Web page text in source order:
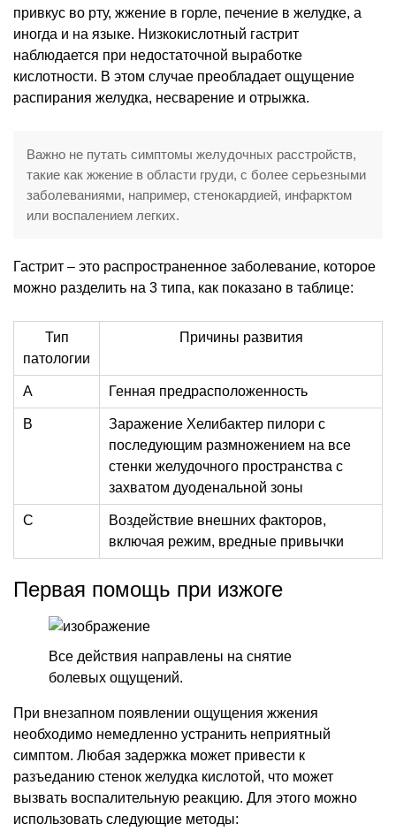
привкус во рту, жжение в горле, печение в желудке, а
иногда и на языке. Низкокислотный гастрит
наблюдается при недостаточной выработке
кислотности. В этом случае преобладает ощущение
распирания желудка, несварение и отрыжка.
Важно не путать симптомы желудочных расстройств,
такие как жжение в области груди, с более серьезными
заболеваниями, например, стенокардией, инфарктом
или воспалением легких.
Гастрит – это распространенное заболевание, которое
можно разделить на 3 типа, как показано в таблице:
Тип
патологии
Причины развития
А Генная предрасположенность
В
Заражение Хелибактер пилори с
последующим размножением на все
стенки желудочного пространства с
захватом дуоденальной зоны
С
Воздействие внешних факторов,
включая режим, вредные привычки
Первая помощь при изжоге
Все действия направлены на снятие
болевых ощущений.
При внезапном появлении ощущения жжения
необходимо немедленно устранить неприятный
симптом. Любая задержка может привести к
разъеданию стенок желудка кислотой, что может
вызвать воспалительную реакцию. Для этого можно
использовать следующие методы: